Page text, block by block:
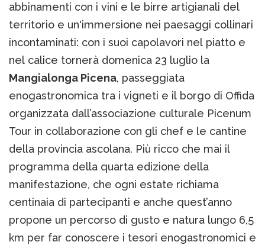
abbinamenti con i vini e le birre artigianali del
territorio e un'immersione nei paesaggi collinari
incontaminati: con i suoi capolavori nel piatto e
nel calice tornerà domenica 23 luglio la
Mangialonga Picena, passeggiata
enogastronomica tra i vigneti e il borgo di Offida
organizzata dall’associazione culturale Picenum
Tour in collaborazione con gli chef e le cantine
della provincia ascolana. Più ricco che mai il
programma della quarta edizione della
manifestazione, che ogni estate richiama
centinaia di partecipanti e anche quest’anno
propone un percorso di gusto e natura lungo 6,5
km per far conoscere i tesori enogastronomici e